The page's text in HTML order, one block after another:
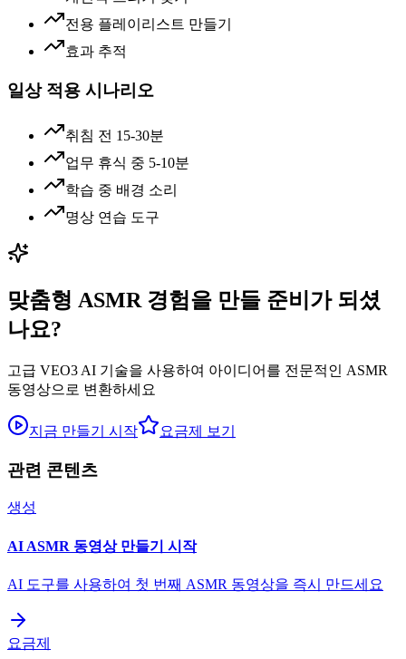
전용 플레이리스트 만들기
효과 추적
일상 적용 시나리오
취침 전 15-30분
업무 휴식 중 5-10분
학습 중 배경 소리
명상 연습 도구
맞춤형 ASMR 경험을 만들 준비가 되셨
나요?
고급 VEO3 AI 기술을 사용하여 아이디어를 전문적인 ASMR
동영상으로 변환하세요
지금 만들기 시작 요금제 보기
관련 콘텐츠
생성
AI ASMR 동영상 만들기 시작
AI 도구를 사용하여 첫 번째 ASMR 동영상을 즉시 만드세요
요금제